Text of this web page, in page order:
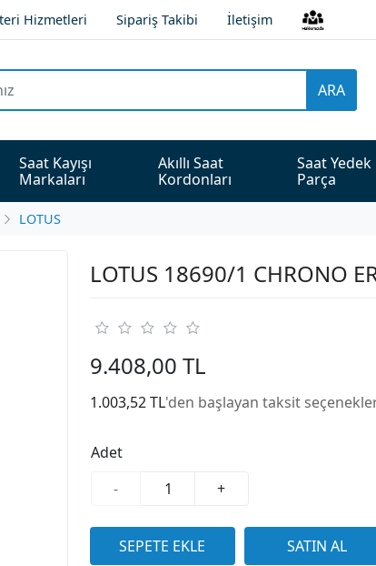
Hizmetleri Sipariş Takibi İletişim
ARA
Saat Kayışı
Markaları
Akıllı Saat
Kordonları
Saat Yedek
Parça
LOTUS
LOTUS 18690/1 CHRONO
9.408,00 TL
1.003,52 TL'den başlayan taksit
Adet
-
+